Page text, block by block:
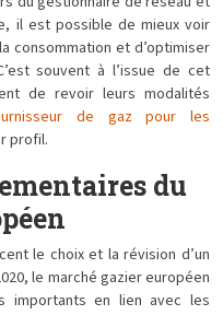
il est possible de mieux voir
consommation et d’optimiser
souvent à l’issue de cet
de revoir leurs modalités
de gaz pour les
profil.
du
le choix et la révision d’un
le marché gazier européen
importants en lien avec les